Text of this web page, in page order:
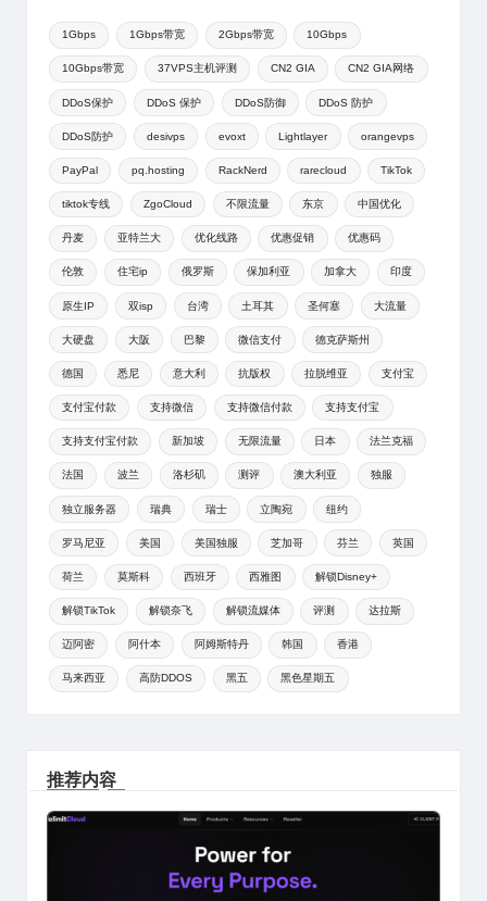
1Gbps 1Gbps带宽 2Gbps带宽 10Gbps
10Gbps带宽 37VPS主机评测 CN2 GIA CN2 GIA网络
DDoS保护 DDoS 保护 DDoS防御 DDoS 防护
DDoS防护 desivps evoxt Lightlayer orangevps
PayPal pq.hosting RackNerd rarecloud TikTok
tiktok专线 ZgoCloud 不限流量 东京 中国优化
丹麦 亚特兰大 优化线路 优惠促销 优惠码
伦敦 住宅ip 俄罗斯 保加利亚 加拿大 印度
原生IP 双isp 台湾 土耳其 圣何塞 大流量
大硬盘 大阪 巴黎 微信支付 德克萨斯州
德国 悉尼 意大利 抗版权 拉脱维亚 支付宝
支付宝付款 支持微信 支持微信付款 支持支付宝
支持支付宝付款 新加坡 无限流量 日本 法兰克福
法国 波兰 洛杉矶 测评 澳大利亚 独服
独立服务器 瑞典 瑞士 立陶宛 纽约
罗马尼亚 美国 美国独服 芝加哥 芬兰 英国
荷兰 莫斯科 西班牙 西雅图 解锁Disney+
解锁TikTok 解锁奈飞 解锁流媒体 评测 达拉斯
迈阿密 阿什本 阿姆斯特丹 韩国 香港
马来西亚 高防DDOS 黑五 黑色星期五
推荐内容